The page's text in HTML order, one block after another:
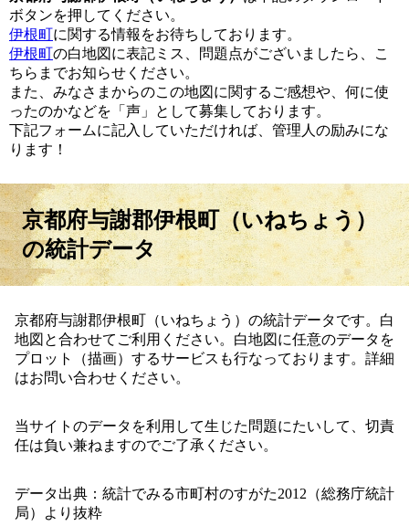
ボタンを押してください。
伊根町に関する情報をお待ちしております。
伊根町の白地図に表記ミス、問題点がございましたら、こ
ちらまでお知らせください。
また、みなさまからのこの地図に関するご感想や、何に使
ったのかなどを「声」として募集しております。
下記フォームに記入していただければ、管理人の励みにな
ります！
京都府与謝郡伊根町（いねちょう）
の統計データ
京都府与謝郡伊根町（いねちょう）の統計データです。白
地図と合わせてご利用ください。白地図に任意のデータを
プロット（描画）するサービスも行なっております。詳細
はお問い合わせください。
当サイトのデータを利用して生じた問題にたいして、切責
任は負い兼ねますのでご了承ください。
データ出典：統計でみる市町村のすがた2012（総務庁統計
局）より抜粋